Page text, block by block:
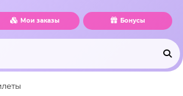
Мои заказы Бонусы